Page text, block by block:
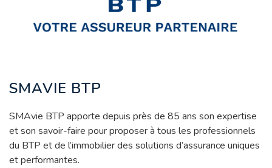
SMAVIE BTP
SMAvie BTP apporte depuis près de 85 ans son expertise
et son savoir-faire pour proposer à tous les professionnels
du BTP et de l’immobilier des solutions d’assurance uniques
et performantes.